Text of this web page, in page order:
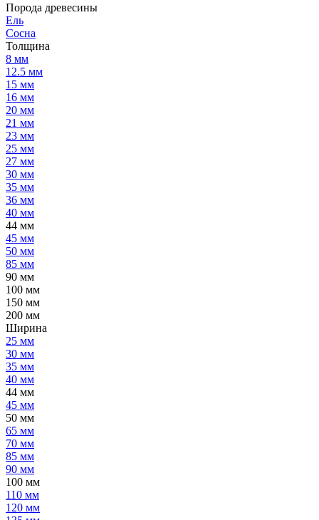
Порода древесины
Ель
Сосна
Толщина
8 мм
12.5 мм
15 мм
16 мм
20 мм
21 мм
23 мм
25 мм
27 мм
30 мм
35 мм
36 мм
40 мм
44 мм
45 мм
50 мм
85 мм
90 мм
100 мм
150 мм
200 мм
Ширина
25 мм
30 мм
35 мм
40 мм
44 мм
45 мм
50 мм
65 мм
70 мм
85 мм
90 мм
100 мм
110 мм
120 мм